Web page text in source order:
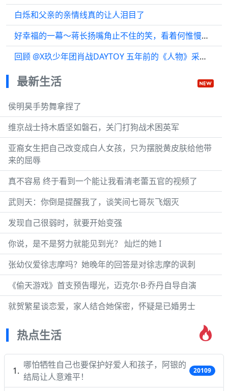
白烁和父亲的亲情线真的让人泪目了
好幸福的一幕～蒋长扬嘴角止不住的笑，看着何惟慢慢走近……给我钓成翘嘴了
回顾 @X玖少年团肖战DAYTOY 五年前的《人物》采访，那时刚入行五年的他…
最新生活
侯明昊手势舞拿捏了
维京战士持木盾坚如磐石，关门打狗战术困英军
亚裔女生把自己改变成白人女孩，只为摆脱黄皮肤给他带
来的屈辱
真不容易 终于看到一个能让我看清老蕾五官的视频了
武则天：你倒是提醒我了，谈笑间七哥灰飞烟灭
发现自己很弱时，就要开始变强
你说，是不是努力就能见到光？ 灿烂的她 I
张幼仪爱徐志摩吗？她晚年的回答是对徐志摩的讽刺
《偷天游戏》首支预告曝光，迈克尔·B·乔丹自导自演
就贺繁星谈恋爱，家人结合她保密，怀疑是已婚男士
热点生活
哪怕牺牲自己也要保护好爱人和孩子，阿银的
结局让人意难平！
20109